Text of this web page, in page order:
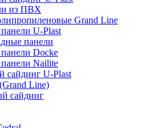
из ПВХ
Grand Line
U-Plast
панели
Docke
Nailite
сайдинг U-Plast
Line)
сайдинг